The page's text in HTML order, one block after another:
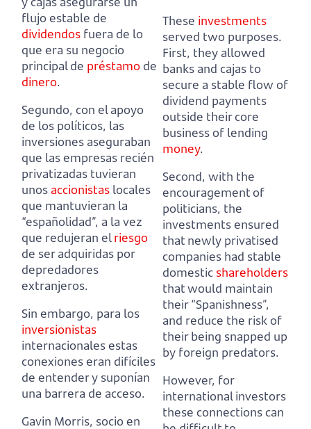
flujo estable de
dividendos fuera de lo
que era su negocio
principal de préstamo de
dinero.
Segundo, con el apoyo
de los políticos, las
inversiones aseguraban
que las empresas recién
privatizadas tuvieran
unos accionistas locales
que mantuvieran la
“españolidad”, a la vez
que redujeran elriesgo
de ser adquiridas por
depredadores
extranjeros.
Sin embargo, para los
inversionistas
internacionales estas
conexiones eran difíciles
de entender y suponían
una barrera de acceso.
Gavin Morris, socio en
These investments
served two purposes.
First, they allowed
banks and cajas to
secure a stable flow of
dividend payments
outside their core
business of lending
money.
Second, with the
encouragement of
politicians, the
investments ensured
that newly privatised
companies had stable
domestic shareholders
that would maintain
their “Spanishness”,
and reduce the risk of
their being snapped up
by foreign predators.
However, for
international investors
these connections can